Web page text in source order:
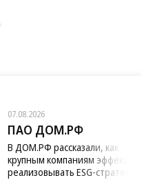
07.08.2026
ПАО ДОМ.РФ
В ДОМ.РФ рассказали, как
крупным компаниям
реализовывать ESG-стратегию